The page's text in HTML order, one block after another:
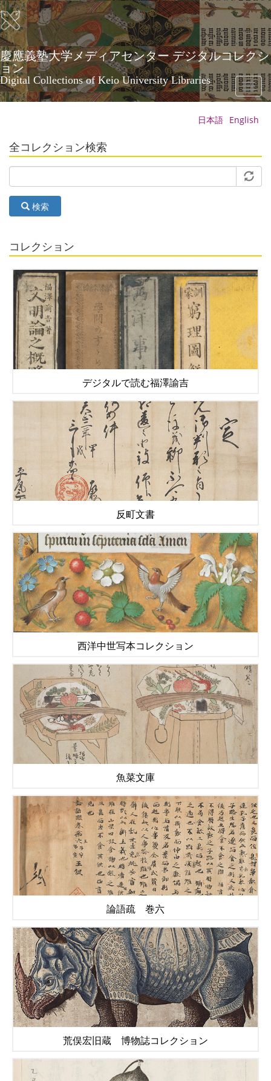
メ
イ
ン
コ
ン
テ
ン
ツ
に
慶應義塾大学メディアセンター デジタルコレクシ
ョン
Digital Collections of Keio University Libraries
Toggle
日本語 English
全コレクション検索
検索
コレクション
デジタルで読む福澤諭吉
反町文書
西洋中世写本コレクション
魚菜文庫
論語疏 巻六
荒俣宏旧蔵 博物誌コレクション